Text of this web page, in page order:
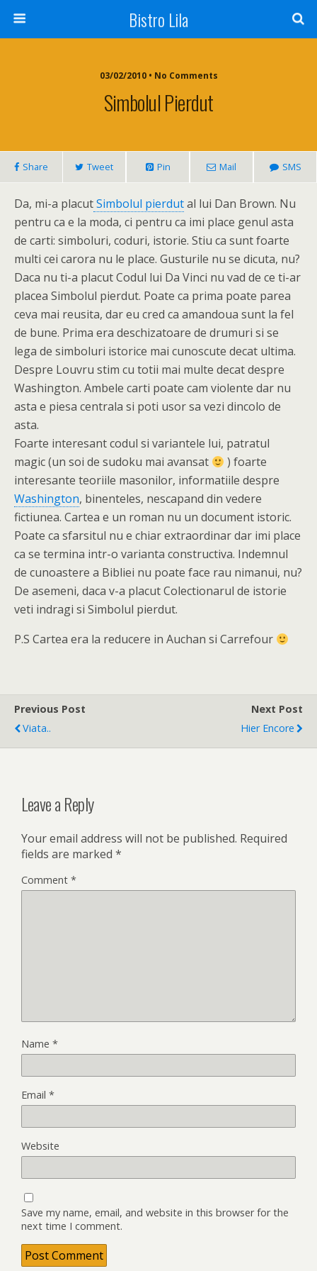
Bistro Lila
03/02/2010 • No Comments
Simbolul Pierdut
Share Tweet Pin Mail SMS
Da, mi-a placutSimbolul pierdutal lui Dan Brown. Nu
pentru ca e la moda, ci pentru ca imi place genul asta
de carti: simboluri, coduri, istorie. Stiu ca sunt foarte
multi cei carora nu le place. Gusturile nu se dicuta, nu?
Daca nu ti-a placut Codul lui Da Vinci nu vad de ce ti-ar
placea Simbolul pierdut. Poate ca prima poate parea
ceva mai reusita, dar eu cred ca amandoua sunt la fel
de bune. Prima era deschizatoare de drumuri si se
lega de simboluri istorice mai cunoscute decat ultima.
Despre Louvru stim cu totii mai multe decat despre
Washington. Ambele carti poate cam violente dar nu
asta e piesa centrala si poti usor sa vezi dincolo de
asta.
Foarte interesant codul si variantele lui, patratul
magic (un soi de sudoku mai avansat
) foarte
interesante teoriile masonilor, informatiile despre
Washington, binenteles, nescapand din vedere
fictiunea. Cartea e un roman nu un document istoric.
Poate ca sfarsitul nu e chiar extraordinar dar imi place
ca se termina intr-o varianta constructiva. Indemnul
de cunoastere a Bibliei nu poate face rau nimanui, nu?
De asemeni, daca v-a placut Colectionarul de istorie
veti indragi si Simbolul pierdut.
P.S Cartea era la reducere in Auchan si Carrefour
Previous Post
Viata..
Next Post
Hier Encore
Leave a Reply
Your email address will not be published. Required
fields are marked *
Comment *
Name *
Email *
Website
Save my name, email, and website in this browser for the
next time I comment.